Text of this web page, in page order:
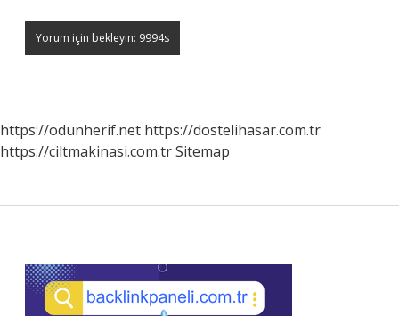
https://odunherif.net https://dostelihasar.com.tr
https://ciltmakinasi.com.trSitemap
Sidebar